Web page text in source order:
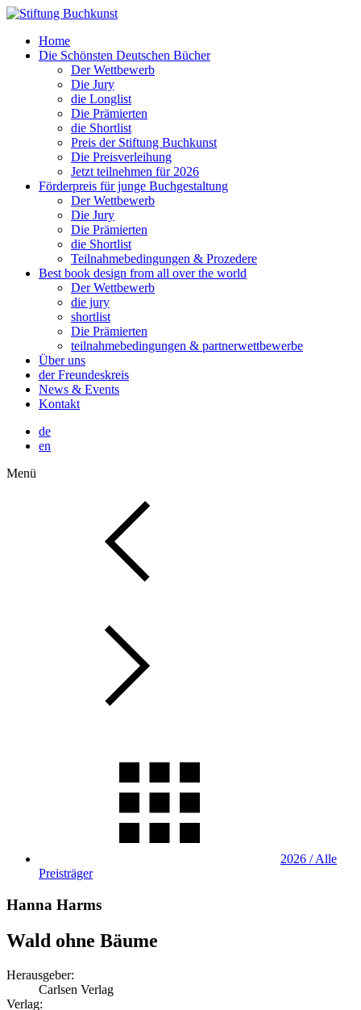
Home
Die Schönsten Deutschen Bücher
Der Wettbewerb
Die Jury
die Longlist
Die Prämierten
die Shortlist
Preis der Stiftung Buchkunst
Die Preisverleihung
Jetzt teilnehmen für 2026
Förderpreis für junge Buchgestaltung
Der Wettbewerb
Die Jury
Die Prämierten
die Shortlist
Teilnahmebedingungen & Prozedere
Best book design from all over the world
Der Wettbewerb
die jury
shortlist
Die Prämierten
teilnahmebedingungen & partnerwettbewerbe
Über uns
der Freundeskreis
News & Events
Kontakt
de
en
Menü
2026 / Alle
Preisträger
Hanna Harms
Wald ohne Bäume
Herausgeber:
Carlsen Verlag
Verlag: